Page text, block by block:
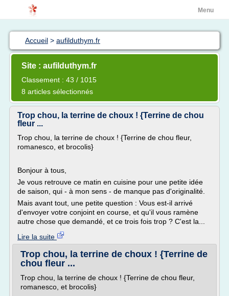
Menu
Accueil > aufilduthym.fr
Site : aufilduthym.fr
Classement : 43 / 1015
8 articles sélectionnés
Trop chou, la terrine de choux ! {Terrine de chou
fleur ...
Trop chou, la terrine de choux ! {Terrine de chou fleur,
romanesco, et brocolis}
Bonjour à tous,
Je vous retrouve ce matin en cuisine pour une petite idée
de saison, qui - à mon sens - de manque pas d'originalité.
Mais avant tout, une petite question : Vous est-il arrivé
d'envoyer votre conjoint en course, et qu'il vous ramène
autre chose que demandé, et ce trois fois trop ? C'est la...
Lire la suite
Trop chou, la terrine de choux ! {Terrine de
chou fleur ...
Trop chou, la terrine de choux ! {Terrine de chou fleur,
romanesco, et brocolis}